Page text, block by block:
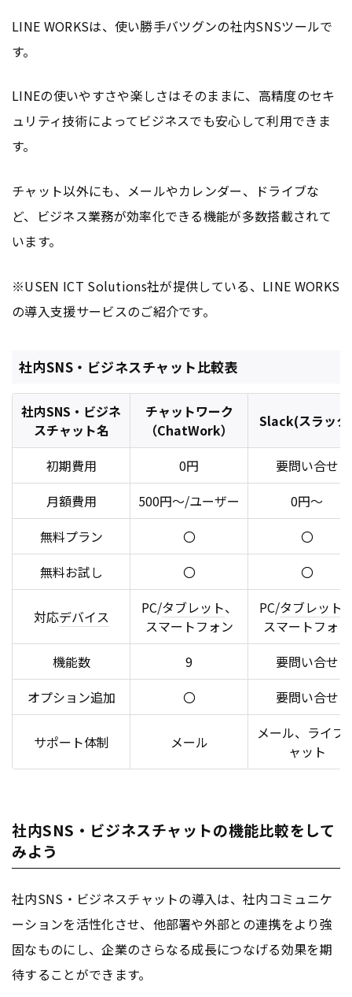
LINE WORKSは、使い勝手バツグンの社内SNSツールで
す。
LINEの使いやすさや楽しさはそのままに、高精度のセキ
ュリティ技術によってビジネスでも安心して利用できま
す。
チャット以外にも、メールやカレンダー、ドライブな
ど、ビジネス業務が効率化できる機能が多数搭載されて
います。
※USEN ICT Solutions社が提供している、LINE WORKS
の導入支援サービスのご紹介です。
社内SNS・ビジネスチャット比較表
社内SNS・ビジネ
スチャット名
チャットワーク
（ChatWork）
Slack(スラッ
初期費用 0円
要問い合せ
月額費用
500円～/ユーザー
0円～
無料プラン
〇
〇
無料お試し
〇 〇
対応デバイス PC/タブレット、
スマートフォン
PC/タブレット
スマートフォン
機能数
9
要問い合せ
オプション追加
〇 要問い合せ
サポート体制 メール
メール、ライブ
ャット
社内SNS・ビジネスチャットの機能比較をして
みよう
社内SNS・ビジネスチャットの導入は、社内コミュニケ
ーションを活性化させ、他部署や外部との連携をより強
固なものにし、企業のさらなる成長につなげる効果を期
待することができます。